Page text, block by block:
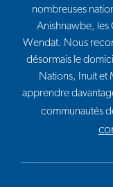
nombreuses
Anishnawbe, les
Wendat. Nous
désormais le
Nations, Inuit et
apprendre
communautés